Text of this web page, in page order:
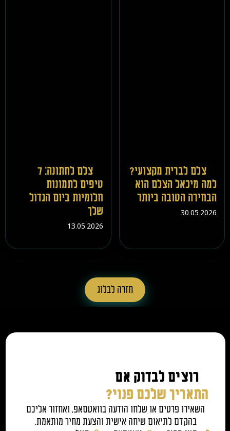
צלם לברית מקצועי?
למה מיכאל הצלם הוא
הבחירה הטובה ביותר
30.05.2026
צלם לחתונה: 7
טיפים לתמונות
חלומיות ביום הגדול
שלך
13.05.2026
חזרה לבלוג
רוצים לבדוק אם
התאריך שלכם פנוי?
השאירו פרטים או שלחו הודעה בוואטסאפ, ואחזור אליכם
בהקדם לתיאום שיחה אישית והצעת מחיר מותאמת.